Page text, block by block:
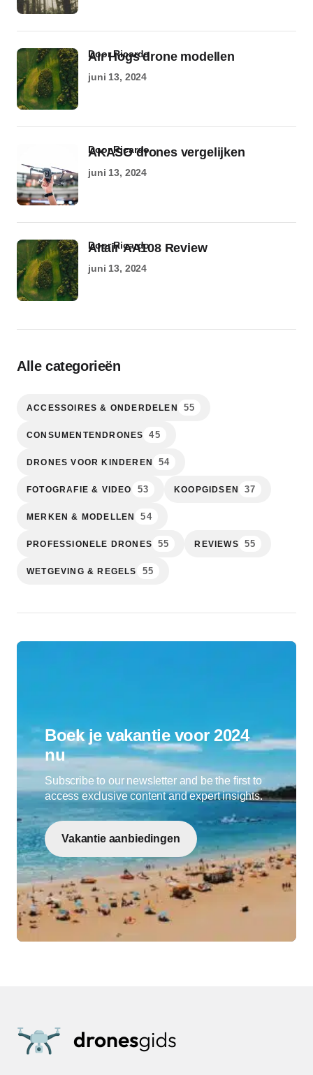
Air Hogs drone modellen
door Ricardo
juni 13, 2024
AKASO drones vergelijken
door Ricardo
juni 13, 2024
Altair AA108 Review
door Ricardo
juni 13, 2024
Alle categorieën
ACCESSOIRES & ONDERDELEN 55
CONSUMENTENDRONES 45
DRONES VOOR KINDEREN 54
FOTOGRAFIE & VIDEO 53 KOOPGIDSEN 37
MERKEN & MODELLEN 54
PROFESSIONELE DRONES 55 REVIEWS 55
WETGEVING & REGELS 55
Boek je vakantie voor 2024
nu
Subscribe to our newsletter and be the first to
access exclusive content and expert insights.
Vakantie aanbiedingen